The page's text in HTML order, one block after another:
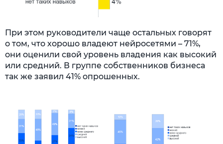
При этом руководители чаще остальных говорят
о том, что хорошо владеют нейросетями – 71%,
они оценили свой уровень владения как высокий
или средний. В группе собственников бизнеса
так же заявил 41% опрошенных.